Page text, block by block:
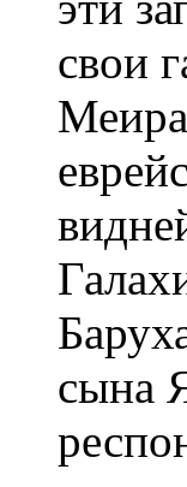
свои
сына